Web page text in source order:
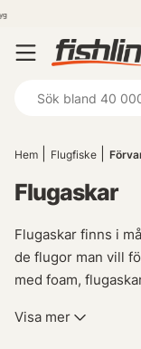
Hem Flugfiske
Flugaskar
Flugaskar finns i
de flugor man vill
med foam,
Visa mer